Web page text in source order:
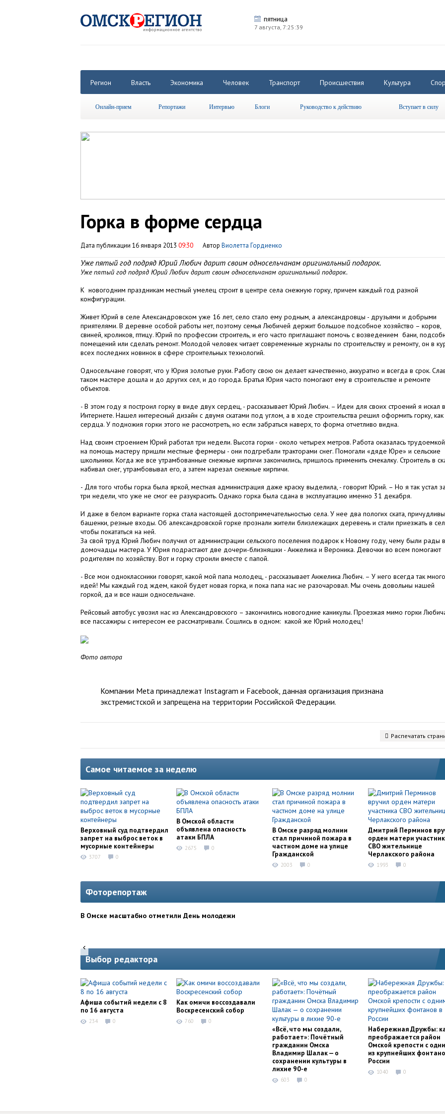
пятница
7 августа, 7:25:40
Регион Власть Экономика Человек Транспорт Происшествия Культура
Онлайн-прием Репортажи Интервью Блоги Руководство к действию Вступает в силу
Горка в форме сердца
Дата публикации 16 января 2013 09:30 Автор Виолетта Гордиенко
Уже пятый год подряд Юрий Любич дарит своим односельчанам оригинальный подарок.
Уже пятый год подряд Юрий Любич дарит своим односельчанам оригинальный подарок.
К новогодним праздникам местный умелец строит в центре села снежную горку, причем каждый год разной
конфигурации.
Живет Юрий в селе Александровском уже 16 лет, село стало ему родным, а александровцы - друзьями и добрыми
приятелями. В деревне особой работы нет, поэтому семья Любичей держит большое подсобное хозяйство – коров,
свиней, кроликов, птицу. Юрий по профессии строитель, и его часто приглашают помочь с возведением бани,
помещений или сделать ремонт. Молодой человек читает современные журналы по строительству и ремонту, он в
всех последних новинок в сфере строительных технологий.
Односельчане говорят, что у Юрия золотые руки. Работу свою он делает качественно, аккуратно и всегда в срок.
таком мастере дошла и до других сел, и до города. Братья Юрия часто помогают ему в строительстве и ремонте
объектов.
- В этом году я построил горку в виде двух сердец, - рассказывает Юрий Любич. – Идеи для своих строений я искал в
Интернете. Нашел интересный дизайн с двумя скатами под углом, а в ходе строительства решил оформить горку, как
сердца. У подножия горки этого не рассмотреть, но если забраться наверх, то форма отчетливо видна.
Над своим строением Юрий работал три недели. Высота горки - около четырех метров. Работа оказалась
на помощь мастеру пришли местные фермеры - они подгребали тракторами снег. Помогали «дяде Юре» и сельские
школьники. Когда же все утрамбованные снежные кирпичи закончились, пришлось применить смекалку. Строитель в
набивал снег, утрамбовывал его, а затем нарезал снежные кирпичи.
- Для того чтобы горка была яркой, местная администрация даже краску выделила, - говорит Юрий. – Но я так устал
три недели, что уже не смог ее разу­красить. Однако горка была сдана в эксплуатацию именно 31 декабря.
И даже в белом варианте горка стала настоящей достопримечательностью села. У нее два пологих ската,
башенки, резные входы. Об александровской горке прознали жители близлежащих деревень и стали приезжать в
чтобы покататься на ней.
За свой труд Юрий Любич получил от администрации сельского поселения подарок к Новому году, чему были рады
домочадцы мастера. У Юрия подрастают две дочери-близняшки - Анжелика и Вероника. Девочки во всем помогают
родителям по хозяйству. Вот и горку строили вместе с папой.
- Все мои одноклассники говорят, какой мой папа молодец, - рассказывает Анжелика Любич. – У него всегда так много
идей! Мы каждый год ждем, какой будет новая горка, и пока папа нас не разочаровал. Мы очень довольны нашей
горкой, да и все наши односельчане.
Рейсовый автобус увозил нас из Александровского – закончились новогодние каникулы. Проезжая мимо горки
все пассажиры с интересом ее рассматривали. Сошлись в одном: какой же Юрий молодец!
Фото автора
Компании Meta принадлежат Instagram и Facebook, данная организация признана
экстремистской и запрещена на территории Российской Федерации.
Распечатать
Самое читаемое за неделю
Верховный суд подтвердил
запрет на выброс веток в
мусорные контейнеры
3707 0
В Омской области
объявлена опасность
атаки БПЛА
2675 0
В Омске разряд молнии
стал причиной пожара в
частном доме на улице
Гражданской
2003 0
Дмитрий Перминов
орден матери
СВО жительнице
Черлакского района
1993 0
Фоторепортаж
В Омске масштабно отметили День молодежи
Выбор редактора
Афиша событий недели с 8
по 16 августа
234 0
Как омичи воссоздавали
Воскресенский собор
760 0
«Всё, что мы создали,
работает»: Почётный
гражданин Омска
Владимир Шалак — о
сохранении культуры в
лихие 90-е
603 0
Набережная Дружбы:
преображается район
Омской крепости с
из крупнейших
России
1040 0